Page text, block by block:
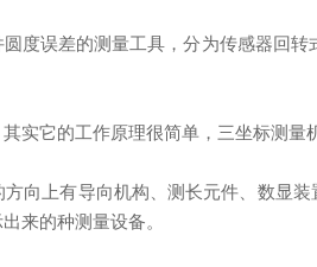
度误差的测量工具，分为传感器回
它的工作原理很简单，三坐标测量
上有导向机构、测长元件、数显装
来的种测量设备。